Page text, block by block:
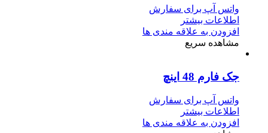
واتس آپ برای سفارش
اطلاعات بیشتر
افزودن به علاقه مندی ها
مشاهده سریع
جک فارم 48 اینچ
واتس آپ برای سفارش
اطلاعات بیشتر
افزودن به علاقه مندی ها